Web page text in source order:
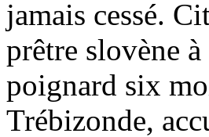
jamais cessé.
prêtre slovène à
poignard six
Trébizonde,